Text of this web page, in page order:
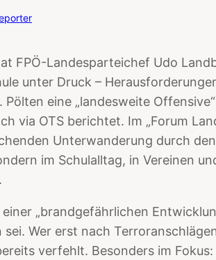
FPÖ-Landesparteichef Udo
unter Druck –
Pölten eine „landesweite
via OTS berichtet. Im „Forum
Unterwanderung durch
im Schulalltag, in Vereinen
„brandgefährlichen
Wer erst nach
verfehlt. Besonders im Fokus: